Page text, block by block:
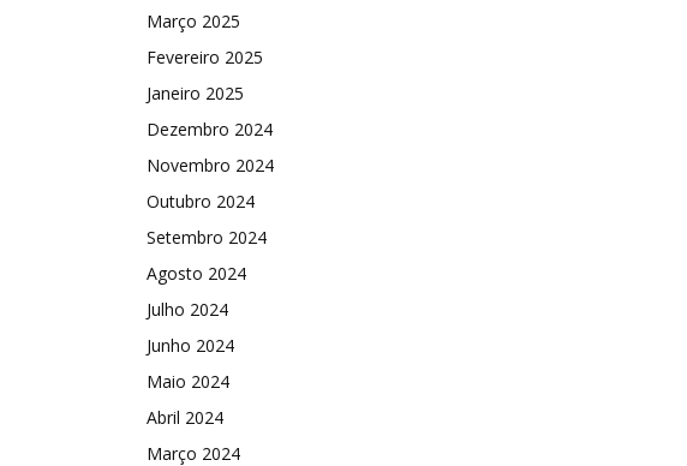
Março 2025
Fevereiro 2025
Janeiro 2025
Dezembro 2024
Novembro 2024
Outubro 2024
Setembro 2024
Agosto 2024
Julho 2024
Junho 2024
Maio 2024
Abril 2024
Março 2024